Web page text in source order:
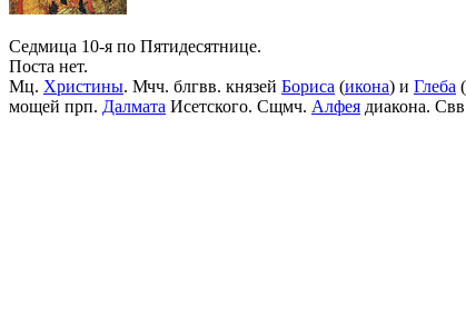
Седмица 10-я по Пятидесятнице.
Поста нет.
Мц. Христины. Мчч. блгвв. князей Бориса (икона) и Глеба (
мощей прп. Далмата Исетского. Сщмч. Алфея диакона.